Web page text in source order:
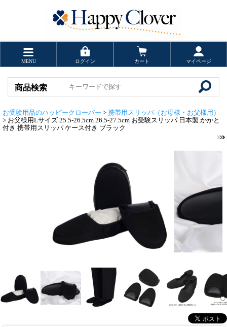
MENU ログイン カート マイページ
商品検索
お受験用品のハッピークローバー > 携帯用スリッパ（お母様・お父様用）
> お父様用Lサイズ 25.5-26.5cm 26.5-27.5cm お受験スリッパ 日本製 かかと
付き 携帯用スリッパ ケース付き ブラック